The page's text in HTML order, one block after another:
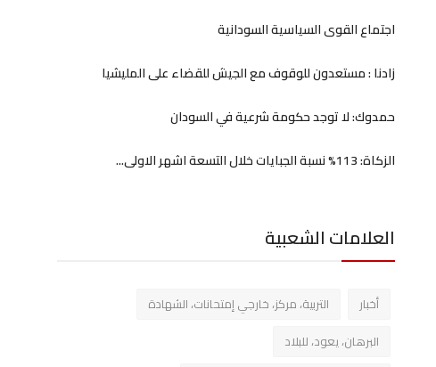
اجتماع القوى السياسية السودانية
زادنا : مستعدون للوقوف مع الجيش للقضاء على المليشيا
حمدوك: لا توجد حكومة شرعية في السودان
الزكاة: 113% نسبة الجبايات خلال التسعة اشهر الاولى...
العلامات الشعبية
أخبار
التربية، مركز، خارجي إمتحانات، الشهادة
البرهان، يعود، للبلاد